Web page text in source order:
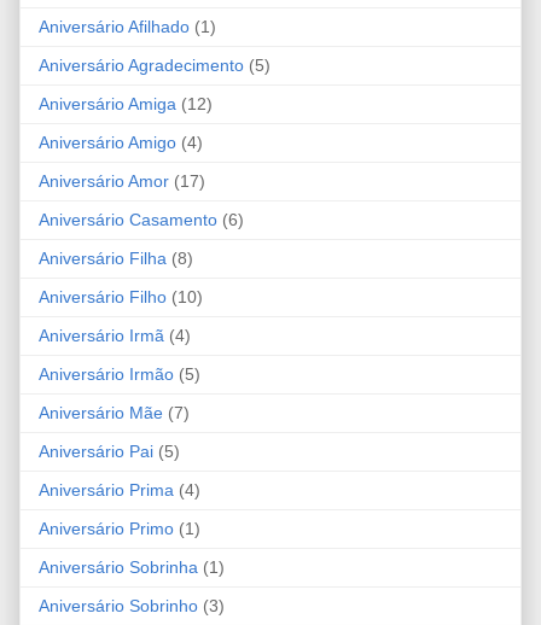
Aniversário Afilhado (1)
Aniversário Agradecimento (5)
Aniversário Amiga (12)
Aniversário Amigo (4)
Aniversário Amor (17)
Aniversário Casamento (6)
Aniversário Filha (8)
Aniversário Filho (10)
Aniversário Irmã (4)
Aniversário Irmão (5)
Aniversário Mãe (7)
Aniversário Pai (5)
Aniversário Prima (4)
Aniversário Primo (1)
Aniversário Sobrinha (1)
Aniversário Sobrinho (3)